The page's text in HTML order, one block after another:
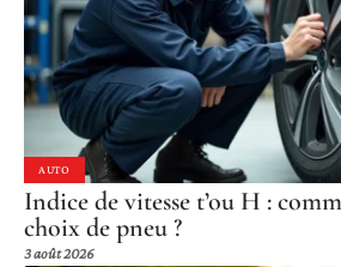
AUTO
Indice de vitesse t’ou H :
choix de pneu ?
3 août 2026